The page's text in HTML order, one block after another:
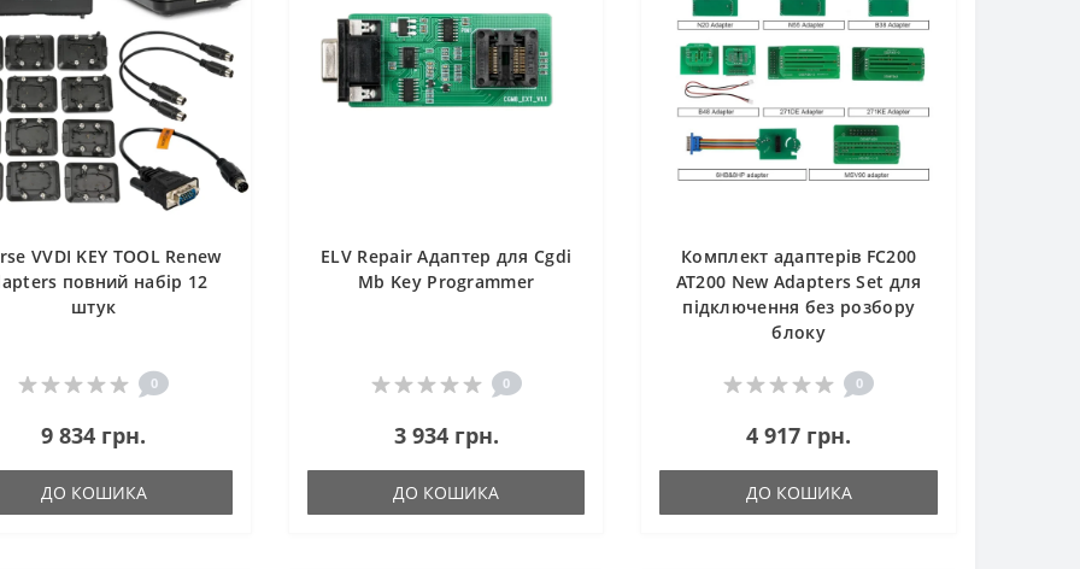
VVDI KEY TOOL Renew
повний набір 12
штук
0
9 834 грн.
ДО КОШИКА
ELV Repair Адаптер для Cgdi
Mb Key Programmer
0
3 934 грн.
ДО КОШИКА
Комплект адаптерів FC200
AT200 New Adapters Set для
підключення без розбору
блоку
0
4 917 грн.
ДО КОШИКА